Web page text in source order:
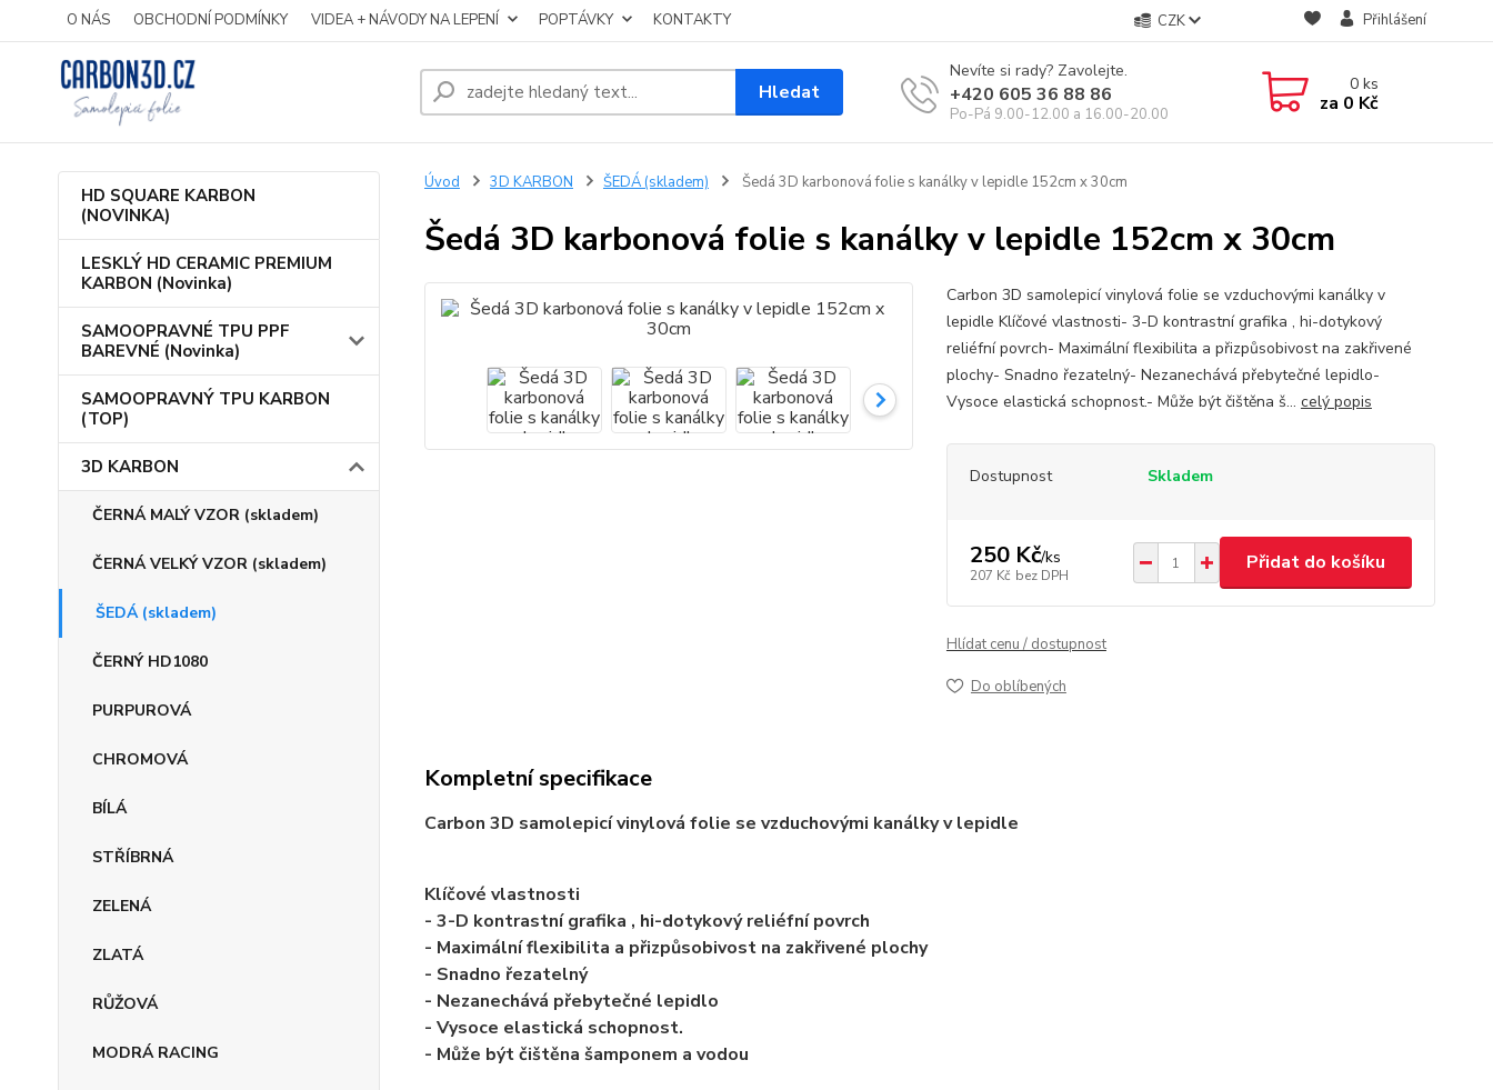
O NÁS OBCHODNÍ PODMÍNKY VIDEA + NÁVODY NA LEPENÍ POPTÁVKY KONTAKTY CZK Přihlášení
Hledat
Nevíte si rady? Zavolejte.
+420 605 36 88 86
Po-Pá 9.00-12.00 a 16.00-20.00
0ks
za 0 Kč
HD SQUARE KARBON
(NOVINKA)
LESKLÝ HD CERAMIC PREMIUM
KARBON (Novinka)
SAMOOPRAVNÉ TPU PPF
BAREVNÉ (Novinka)
SAMOOPRAVNÝ TPU KARBON
(TOP)
3D KARBON
ČERNÁ MALÝ VZOR (skladem)
ČERNÁ VELKÝ VZOR (skladem)
ŠEDÁ (skladem)
ČERNÝ HD1080
PURPUROVÁ
CHROMOVÁ
BÍLÁ
STŘÍBRNÁ
ZELENÁ
ZLATÁ
RŮŽOVÁ
MODRÁ RACING
Úvod 3D KARBON ŠEDÁ (skladem) Šedá 3D karbonová folie s kanálky v lepidle 152cm x 30cm
Šedá 3D karbonová folie s kanálky v lepidle 152cm x 30cm
Carbon 3D samolepicí vinylová folie se vzduchovými kanálky v
lepidle Klíčové vlastnosti- 3-D kontrastní grafika , hi-dotykový
reliéfní povrch- Maximální flexibilita a přizpůsobivost na zakřivené
plochy- Snadno řezatelný- Nezanechává přebytečné lepidlo-
Vysoce elastická schopnost.- Může být čištěna š... celý popis
Dostupnost Skladem
250 Kč/ks
207 Kč bez DPH
Přidat do košíku
Hlídat cenu / dostupnost
Do oblíbených
Kompletní specifikace
Carbon 3D samolepicí vinylová folie se vzduchovými kanálky v lepidle
Klíčové vlastnosti
- 3-D kontrastní grafika , hi-dotykový reliéfní povrch
- Maximální flexibilita a přizpůsobivost na zakřivené plochy
- Snadno řezatelný
- Nezanechává přebytečné lepidlo
- Vysoce elastická schopnost.
- Může být čištěna šamponem a vodou